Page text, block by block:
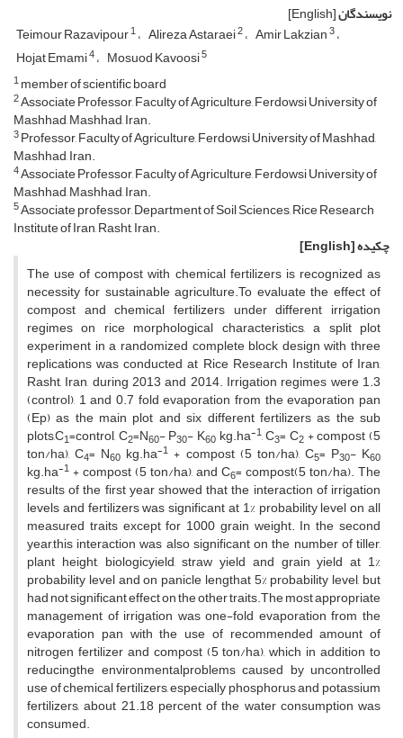
نویسندگان[English]
Teimour Razavipour1 Alireza Astaraei2 Amir Lakzian3
Hojat Emami4 Mosuod Kavoosi5
1member of scientific board
2Associate Professor, Faculty of Agriculture, Ferdowsi University of
Mashhad, Mashhad, Iran.
3Professor, Faculty of Agriculture, Ferdowsi University of Mashhad,
Mashhad, Iran.
4Associate Professor, Faculty of Agriculture, Ferdowsi University of
Mashhad, Mashhad, Iran.
5Associate professor, Department of Soil Sciences, Rice Research
Institute of Iran, Rasht, Iran.
چکیده[English]
The use of compost with chemical fertilizers is recognized as
necessity for sustainable agriculture.To evaluate the effect of
compost and chemical fertilizers under different irrigation
regimes on rice morphological characteristics, a split plot
experiment in a randomized complete block design with three
replications was conducted at Rice Research Institute of Iran,
Rasht, Iran, during 2013 and 2014. Irrigation regimes were 1.3
(control), 1 and 0.7 fold evaporation from the evaporation pan
(Ep) as the main plot and six different fertilizers as the sub
plots,C1=control, C2=N60- P30- K60 kg.ha-1, C3= C2 + compost (5
ton/ha), C4= N60 kg.ha-1 + compost (5 ton/ha), C5= P30- K60
kg.ha-1 + compost (5 ton/ha), and C6= compost(5 ton/ha). The
results of the first year showed that the interaction of irrigation
levels and fertilizers was significant at 1% probability level on all
measured traits except for 1000 grain weight. In the second
year,this interaction was also significant on the number of tiller,
plant height, biologicyield, straw yield and grain yield at 1%
probability level and on panicle lengthat 5% probability level, but
had not significant effect on the other traits.The most appropriate
management of irrigation was one-fold evaporation from the
evaporation pan with the use of recommended amount of
nitrogen fertilizer and compost (5 ton/ha), which in addition to
reducingthe environmentalproblems caused by uncontrolled
use of chemical fertilizers, especially phosphorus and potassium
fertilizers, about 21.18 percent of the water consumption was
consumed.